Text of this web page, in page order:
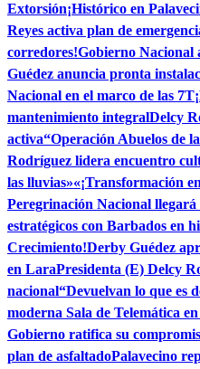
Extorsión¡Histórico en
Reyes activa plan de
corredores!Gobierno Nacional
Guédez anuncia pronta
Nacional en el marco de las 7T
mantenimiento integralDelcy
activa“Operación Abuelos de
Rodríguez lidera encuentro
las lluvias»«¡Transformación
Peregrinación Nacional
estratégicos con Barbados en
Crecimiento!Derby Guédez
en LaraPresidenta (E) Delcy
nacional“Devuelvan lo que es
moderna Sala de Telemática
Gobierno ratifica su
plan de asfaltadoPalavecino